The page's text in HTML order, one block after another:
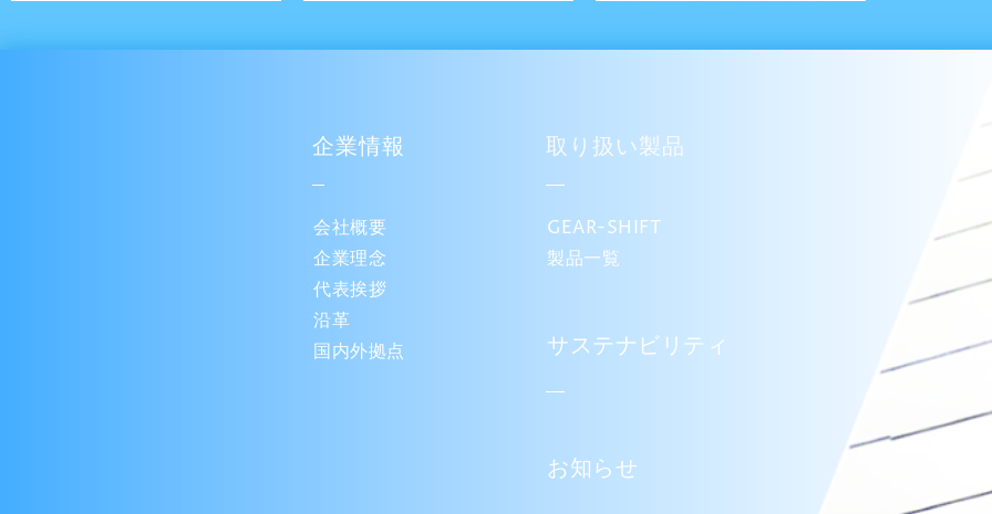
企業情報
会社概要
企業理念
代表挨拶
沿革
国内外拠点
取り扱い製品
GEAR-SHIFT
製品一覧
サステナビリティ
お知らせ